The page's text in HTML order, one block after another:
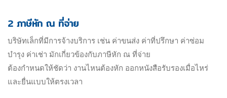
2 ภาษีหัก ณ ที่จ่าย
บริษัทเล็กที่มีการจ้างบริการ เช่น ค่าขนส่ง ค่าที่ปรึกษา ค่าซ่อม
บำรุง ค่าเช่า มักเกี่ยวข้องกับภาษีหัก ณ ที่จ่าย
ต้องกำหนดให้ชัดว่า งานไหนต้องหัก ออกหนังสือรับรองเมื่อไหร่
และยื่นแบบให้ตรงเวลา